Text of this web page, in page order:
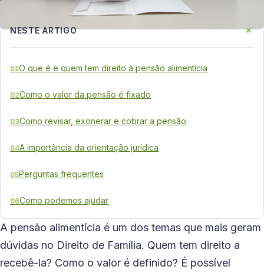
NESTE ARTIGO +
01O que é e quem tem direito à pensão alimentícia
02Como o valor da pensão é fixado
03Como revisar, exonerar e cobrar a pensão
04A importância da orientação jurídica
05Perguntas frequentes
06Como podemos ajudar
A pensão alimentícia é um dos temas que mais geram
dúvidas no Direito de Família. Quem tem direito a
recebê-la? Como o valor é definido? É possível